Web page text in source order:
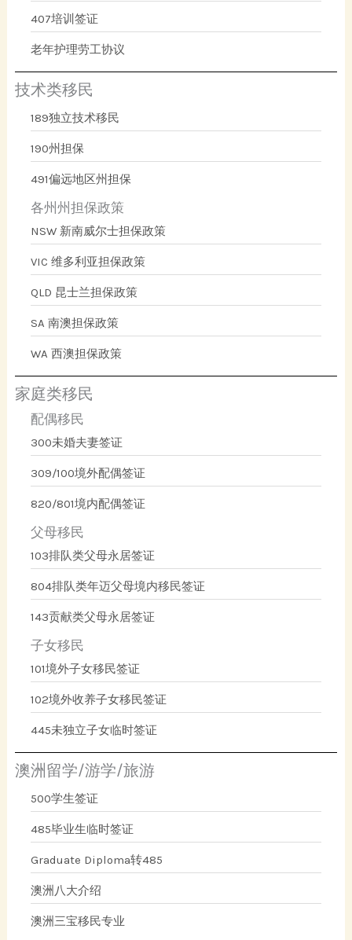
407培训签证
老年护理劳工协议
技术类移民
189独立技术移民
190州担保
491偏远地区州担保
各州州担保政策
NSW 新南威尔士担保政策
VIC 维多利亚担保政策
QLD 昆士兰担保政策
SA 南澳担保政策
WA 西澳担保政策
家庭类移民
配偶移民
300未婚夫妻签证
309/100境外配偶签证
820/801境内配偶签证
父母移民
103排队类父母永居签证
804排队类年迈父母境内移民签证
143贡献类父母永居签证
子女移民
101境外子女移民签证
102境外收养子女移民签证
445未独立子女临时签证
澳洲留学/游学/旅游
500学生签证
485毕业生临时签证
Graduate Diploma转485
澳洲八大介绍
澳洲三宝移民专业